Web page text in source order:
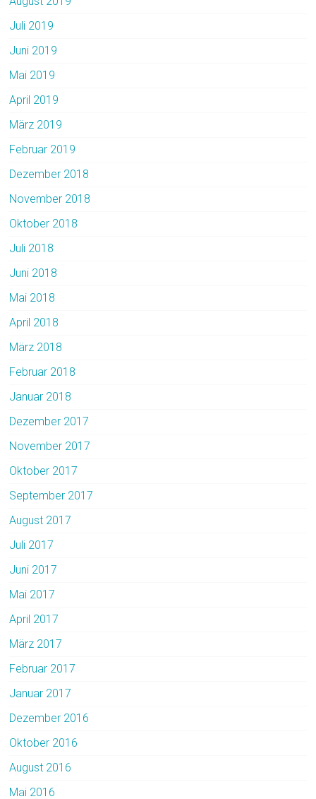
Juli 2019
Juni 2019
Mai 2019
April 2019
März 2019
Februar 2019
Dezember 2018
November 2018
Oktober 2018
Juli 2018
Juni 2018
Mai 2018
April 2018
März 2018
Februar 2018
Januar 2018
Dezember 2017
November 2017
Oktober 2017
September 2017
August 2017
Juli 2017
Juni 2017
Mai 2017
April 2017
März 2017
Februar 2017
Januar 2017
Dezember 2016
Oktober 2016
August 2016
Mai 2016